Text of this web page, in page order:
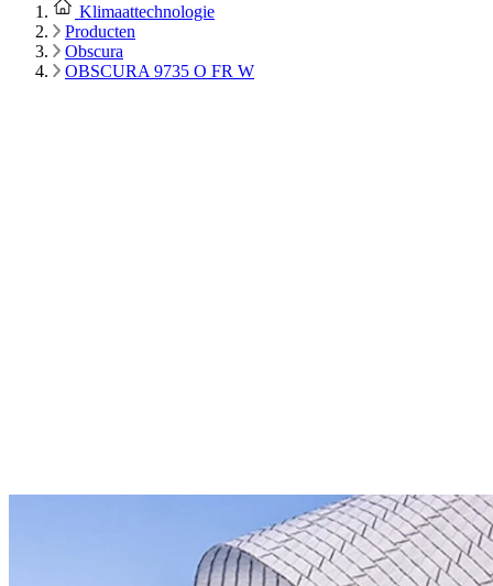
Klimaattechnologie
Producten
Obscura
OBSCURA 9735 O FR W